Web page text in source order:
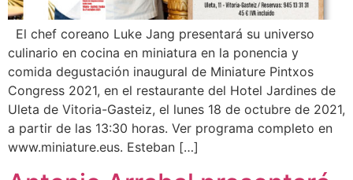
El chef coreano Luke Jang presentará su universo
culinario en cocina en miniatura en la ponencia y
comida degustación inaugural de Miniature Pintxos
Congress 2021, en el restaurante del Hotel Jardines de
Uleta de Vitoria-Gasteiz, el lunes 18 de octubre de 2021,
a partir de las 13:30 horas. Ver programa completo en
www.miniature.eus. Esteban […]